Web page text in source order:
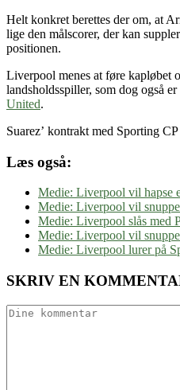
Helt konkret berettes der om, at
lige den målscorer, der kan
positionen.
Liverpool menes at føre kapløbet
landsholdsspiller, som dog også
United.
Suarez’ kontrakt med Sporting
Læs også:
Medie: Liverpool vil hapse
Medie: Liverpool vil
Medie: Liverpool slås med
Medie: Liverpool vil
Medie: Liverpool lurer på
SKRIV EN